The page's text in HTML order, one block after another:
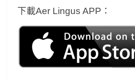
下載Aer Lingus APP：